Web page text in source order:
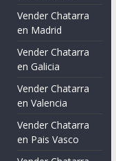
Vender Chatarra
en Madrid
Vender Chatarra
en Galicia
Vender Chatarra
en Valencia
Vender Chatarra
en Pais Vasco